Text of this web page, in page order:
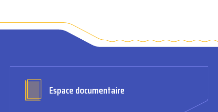
Espace documentaire